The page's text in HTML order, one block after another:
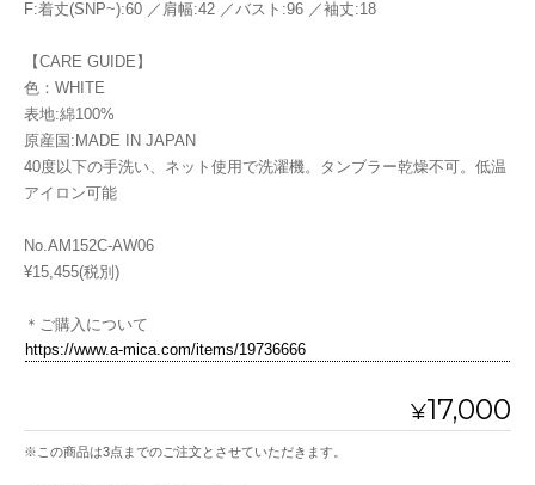
F:着丈(SNP~):60 ／肩幅:42 ／バスト:96 ／袖丈:18
【CARE GUIDE】
色：WHITE
表地:綿100%
原産国:MADE IN JAPAN
40度以下の手洗い、ネット使用で洗濯機。タンブラー乾燥不可。低温
アイロン可能
No.AM152C-AW06
¥15,455(税別)
＊ご購入について
https://www.a-mica.com/items/19736666
¥17,000
※この商品は3点までのご注文とさせていただきます。